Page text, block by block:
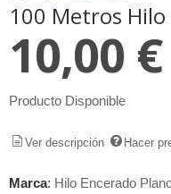
100 Metros
10,00 €
Producto Disponible
Ver descripción Hacer
Marca: Hilo Encerado